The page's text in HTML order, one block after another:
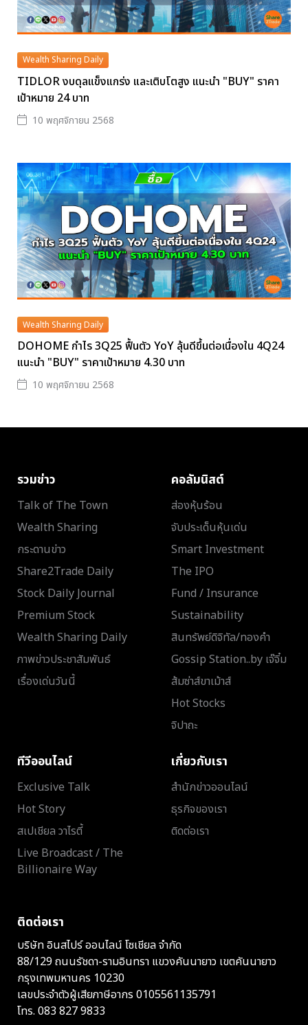
Wealth Sharing Daily
TIDLOR งบดุลแข็งแกร่ง และเติบโตสูง แนะนำ "BUY" ราคา
เป้าหมาย 24 บาท
10 พฤศจิกายน 2568
Wealth Sharing Daily
DOHOME กำไร 3Q25 ฟื้นตัว YoY ลุ้นดีขึ้นต่อเนื่องใน 4Q24
แนะนำ "BUY" ราคาเป้าหมาย 4.30 บาท
10 พฤศจิกายน 2568
รวมข่าว
Talk of The Town
Wealth Sharing
กระดานข่าว
Share2Trade Daily
Stock Daily Journal
Premium Stock
Wealth Sharing Daily
ภาพข่าวประชาสัมพันธ์
เรื่องเด่นวันนี้
คอลัมนิสต์
ส่องหุ้นร้อน
จับประเด็นหุ้นเด่น
Smart Investment
The IPO
Fund / Insurance
Sustainability
สินทรัพย์ดิจิทัล/ทองคำ
Gossip Station..by เจ๊จิ๋ม
ส้มซ่าส์ขาเม้าส์
Hot Stocks
จิปาถะ
ทีวีออนไลน์
Exclusive Talk
Hot Story
สเปเชียล วาไรตี้
Live Broadcast / The
Billionaire Way
เกี่ยวกับเรา
สำนักข่าวออนไลน์
ธุรกิจของเรา
ติดต่อเรา
ติดต่อเรา
บริษัท อินสไปร์ ออนไลน์ โซเชียล จำกัด
88/129 ถนนรัชดา-รามอินทรา แขวงคันนายาว เขตคันนายาว
กรุงเทพมหานคร 10230
เลขประจำตัวผู้เสียภาษีอากร 0105561135791
โทร. 083 827 9833